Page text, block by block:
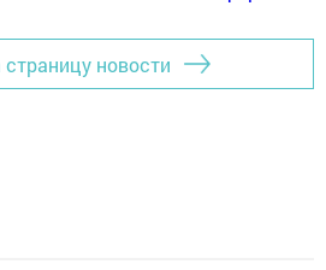
страницу новости